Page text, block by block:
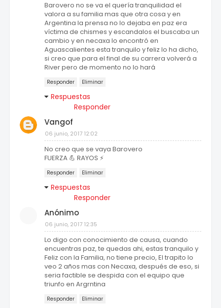
Barovero no se va el quería tranquilidad el
valora a su familia mas que otra cosa y en
Argentina la prensa no lo dejaba en paz era
víctima de chismes y escandalos el buscaba un
cambio y en necaxa lo encontró en
Aguascalientes esta tranquilo y feliz lo ha dicho,
si creo que para el final de su carrera volverá a
River pero de momento no lo hará
Responder Eliminar
Respuestas
Responder
Vangof
06 junio, 2017 12:02
No creo que se vaya Barovero
FUERZA 💪 RAYOS ⚡
Responder Eliminar
Respuestas
Responder
Anónimo
06 junio, 2017 12:35
Lo digo con conocimiento de causa, cuando
encuentras paz, te quedas ahi, estas tranquilo y
Feliz con la Familia, no tiene precio, El trapito lo
veo 2 años mas con Necaxa, después de eso, si
seria factible se despida con el equipo que
triunfo en Argrntina
Responder Eliminar